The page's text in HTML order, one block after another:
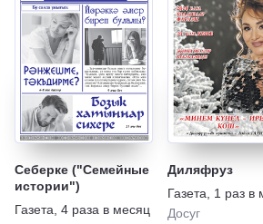
Себерке ("Семейные
истории")
Газета 4 раза в месяц
Диляфруз
Газета
1 раз в
Досуг